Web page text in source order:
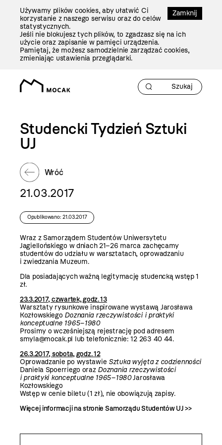
Zamknij
Używamy plików cookies, aby ułatwić Ci
korzystanie z naszego serwisu oraz do celów
statystycznych.
Jeśli nie blokujesz tych plików, to zgadzasz się na ich
użycie oraz zapisanie w pamięci urządzenia.
Pamiętaj, że możesz samodzielnie zarządzać cookies,
zmieniając ustawienia przeglądarki.
Studencki Tydzień Sztuki
UJ
Wróć
21.03.2017
Opublikowano: 21.03.2017
Wraz z Samorządem Studentów Uniwersytetu
Jagiellońskiego w dniach 21–26 marca zachęcamy
studentów do udziału w warsztatach, oprowadzaniu
izwiedzania Muzeum.
Dla posiadających ważną legitymację studencką wstęp 1
zł.
23.3.2017, czwartek, godz. 13
Warsztaty rysunkowe inspirowane wystawą Jarosława
Kozłowskiego Doznania rzeczywistości i praktyki
konceptualne 1965–1980
Prosimy o wcześniejszą rejestrację pod adresem
smyla@mocak.pl lub telefonicznie: 12 263 40 44.
26.3.2017, sobota, godz. 12
Oprowadzanie po wystawie Sztuka wyjęta z codzienności
Daniela Spoerriego oraz Doznania rzeczywistości
i praktyki konceptualne 1965–1980Jarosława
Kozłowskiego
Wstęp w cenie biletu (1 zł), nie obowiązują zapisy.
Więcej informacji na stronie Samorządu Studentów UJ >>